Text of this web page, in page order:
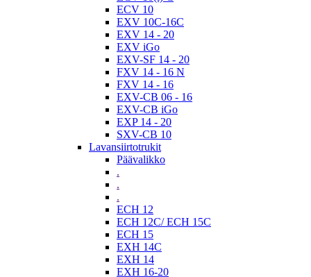
ECV 10
EXV 10C-16C
EXV 14 - 20
EXV iGo
EXV-SF 14 - 20
FXV 14 - 16 N
FXV 14 - 16
EXV-CB 06 - 16
EXV-CB iGo
EXP 14 - 20
SXV-CB 10
Lavansiirtotrukit
Päävalikko
.
.
.
ECH 12
ECH 12C/ ECH 15C
ECH 15
EXH 14C
EXH 14
EXH 16-20